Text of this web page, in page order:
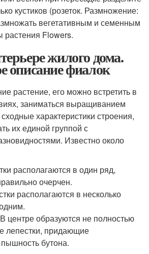
кустиков (розеток. Размножение:
вегетативным и семенным
растения Flowers.
жилого дома.
описание фиалок
растение, его можно встретить в
заниматься выращиванием
характеристики строения,
их единой группой с
Известно около
располагаются в один ряд,
очерчен.
располагаются в несколько
образуются не полностью
лепестки, придающие
бутона.